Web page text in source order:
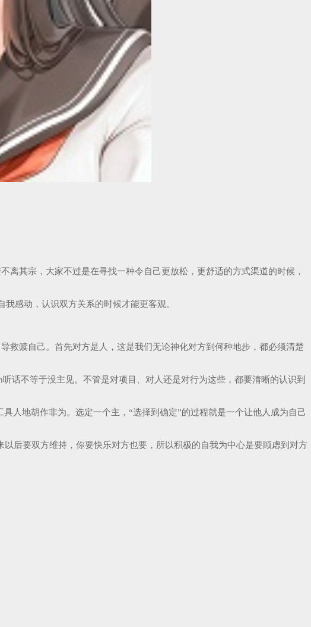
其宗，大家不过是在寻找一种令自己更放松，更舒适的方式渠道的时候，
感动，认识双方关系的时候才能更客观。
救赎自己。首先对方是人，这是我们无论神化对方到何种地步，都必须清楚
话不等于没主见。不管是对项目、对人还是对行为这些，都要清晰的认识到
人地胡作非为。选定一个主，“选择到确定”的过程就是一个让他人成为自己
后要双方维持，你要快乐对方也要，所以积极的自我为中心是要顾虑到对方